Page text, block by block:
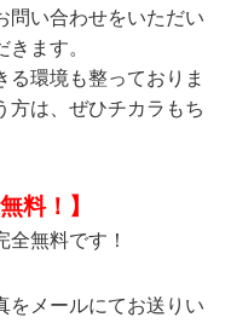
問い合わせをいただい
ます。
る環境も整っておりま
方は、ぜひチカラもち
料！】
無料です！
をメールにてお送りい